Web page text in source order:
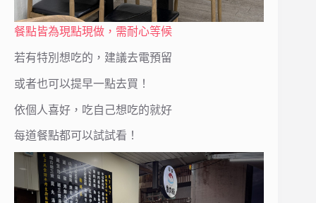
餐點皆為現點現做，需耐心等候
若有特別想吃的，建議去電預留
或者也可以提早一點去買！
依個人喜好，吃自己想吃的就好
每道餐點都可以試試看！